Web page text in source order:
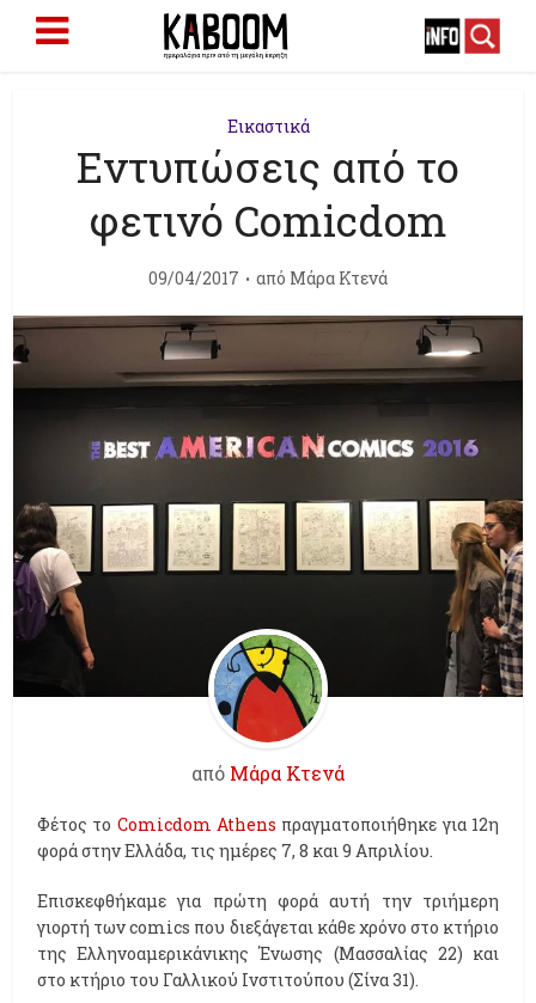
Εικαστικά
Εντυπώσεις από το
φετινό Comicdom
09/04/2017 από Μάρα Κτενά
από Μάρα Κτενά
Φέτος το Comicdom Athens πραγματοποιήθηκε για 12η
φορά στην Ελλάδα, τις ημέρες 7, 8 και 9 Απριλίου.
Επισκεφθήκαμε για πρώτη φορά αυτή την τριήμερη
γιορτή των comics που διεξάγεται κάθε χρόνο στο κτήριο
της Ελληνοαμερικάνικης Ένωσης (Μασσαλίας 22) και
στο κτήριο του Γαλλικού Ινστιτούπου (Σίνα 31).